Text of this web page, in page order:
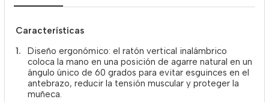
Características
Diseño ergonómico: el ratón vertical inalámbrico
coloca la mano en una posición de agarre natural en un
ángulo único de 60 grados para evitar esguinces en el
antebrazo, reducir la tensión muscular y proteger la
muñeca.